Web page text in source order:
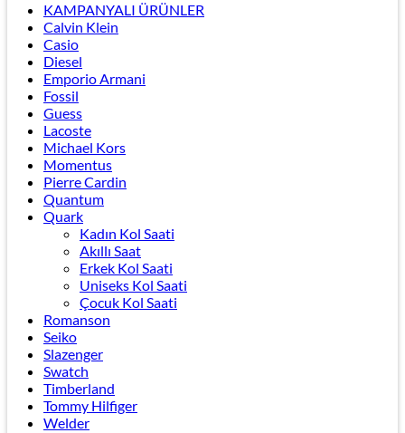
KAMPANYALI ÜRÜNLER
Calvin Klein
Casio
Diesel
Emporio Armani
Fossil
Guess
Lacoste
Michael Kors
Momentus
Pierre Cardin
Quantum
Quark
Kadın Kol Saati
Akıllı Saat
Erkek Kol Saati
Uniseks Kol Saati
Çocuk Kol Saati
Romanson
Seiko
Slazenger
Swatch
Timberland
Tommy Hilfiger
Welder